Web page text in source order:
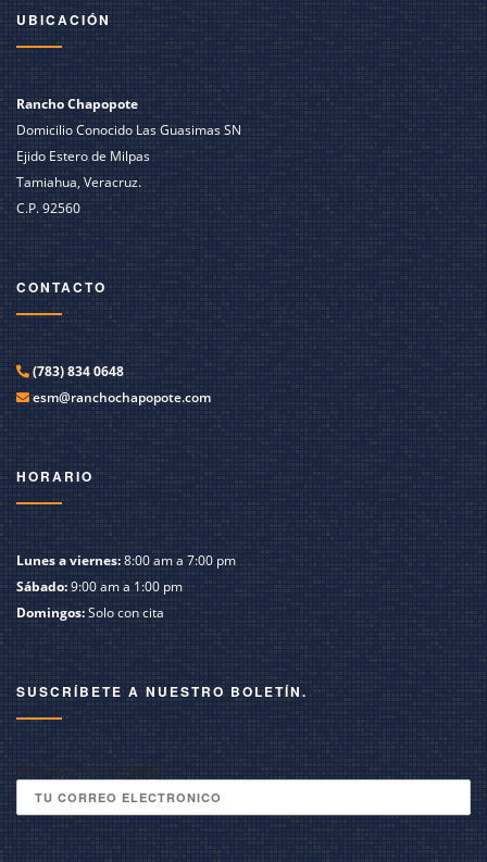
UBICACIÓN
Rancho Chapopote
Domicilio Conocido Las Guasimas SN
Ejido Estero de Milpas
Tamiahua, Veracruz.
C.P. 92560
CONTACTO
(783) 834 0648
esm@ranchochapopote.com
HORARIO
Lunes a viernes:8:00 am a 7:00 pm
Sábado:9:00 am a 1:00 pm
Domingos:Solo con cita
SUSCRÍBETE A NUESTRO BOLETÍN.
ESCRIBE TU CORREO: